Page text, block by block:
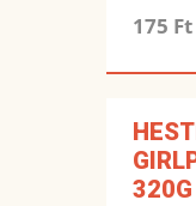
175 Ft
320G